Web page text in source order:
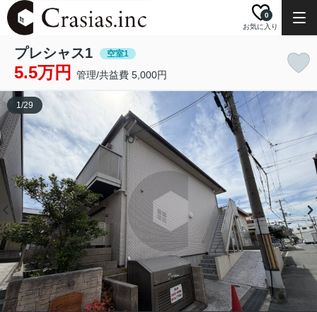
お気に入り
0
プレシャス1 空室1
5.5万円 管理/共益費 5,000円
1/29